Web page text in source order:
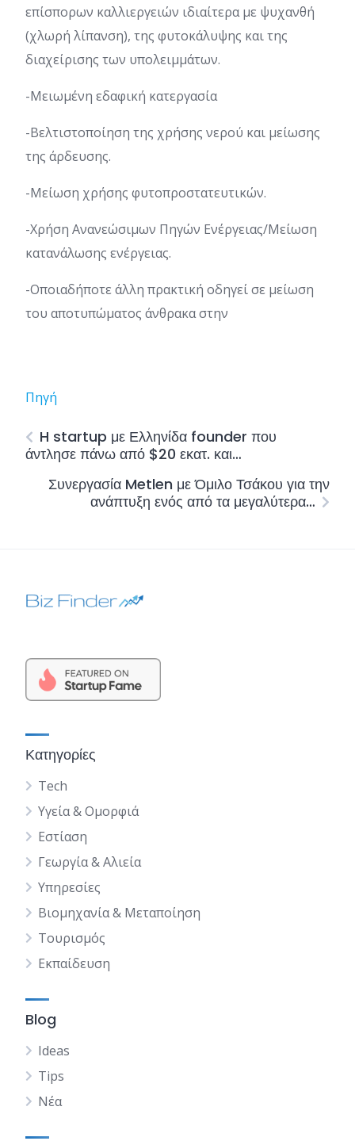
επίσπορων καλλιεργειών ιδιαίτερα µε ψυχανθή
(χλωρή λίπανση), της φυτοκάλυψης και της
διαχείρισης των υπολειµµάτων.
-Μειωµένη εδαφική κατεργασία
-Βελτιστοποίηση της χρήσης νερού και µείωσης
της άρδευσης.
-Μείωση χρήσης φυτοπροστατευτικών.
-Χρήση Ανανεώσιµων Πηγών Ενέργειας/Μείωση
κατανάλωσης ενέργειας.
-Οποιαδήποτε άλλη πρακτική οδηγεί σε µείωση
του αποτυπώµατος άνθρακα στην
Πηγή
H startup με Ελληνίδα founder που
άντλησε πάνω από $20 εκατ. και…
Συνεργασία Metlen με Όμιλο Τσάκου για την
ανάπτυξη ενός από τα μεγαλύτερα…
Κατηγορίες
Tech
Υγεία & Ομορφιά
Εστίαση
Γεωργία & Αλιεία
Υπηρεσίες
Βιομηχανία & Μεταποίηση
Τουρισμός
Εκπαίδευση
Blog
Ideas
Tips
Νέα